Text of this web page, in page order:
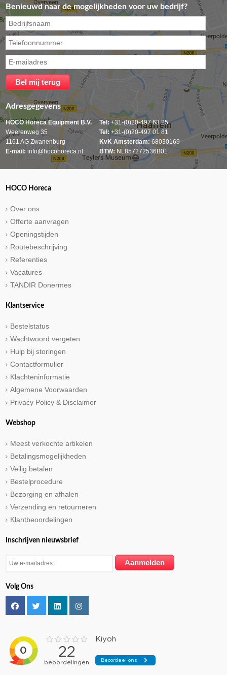
Benieuwd naar de mogelijkheden voor uw bedrijf?
Adresgegevens
HOCO Horeca Equipment B.V.
Weerenweg 35
1161 AG Zwanenburg
E-mail: info@hocohoreca.nl
Tel:+31-(0)20-497 63 25
Tel:+31-(0)20-497 01 81
KvK Amsterdam: 68030169
BTW: NL857272536B01
HOCO Horeca
Over ons
Offerte aanvragen
Openingstijden
Routebeschrijving
Referenties
Vacatures
TANDIR Donermes
Klantservice
Bestelstatus
Wachtwoord vergeten
Hulp bij storingen
Contactformulier
Klachteninformatie
Algemene Voorwaarden
Privacy Policy & Disclaimer
Webshop
Meest verkochte artikelen
Betalingsmogelijkheden
Veilig betalen
Bestelprocedure
Bezorging en afhalen
Verzending en retourneren
Klantbeoordelingen
Inschrijven nieuwsbrief
Volg Ons